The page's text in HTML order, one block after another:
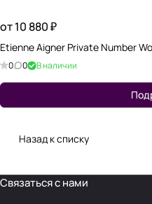
от 10 880 ₽
Etienne Aigner Private Number
0 0 В наличии
Назад к списку
Связаться с нами